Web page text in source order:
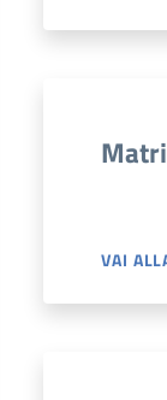
VAI